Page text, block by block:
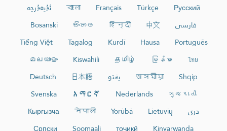
ئۇيغۇرچە
বাংলা Français Türkçe
Русский
Bosanski
සිංහල हिन्दी 中文
فارسی
Tiếng Việt
Tagalog Kurdî Hausa
Português
മലയാളം
Kiswahili தமிழ் မြန်မာ
ไทย
Deutsch
日本語 پښتو অসমীয়া
Shqip
Svenska
አማርኛ Nederlands
ગુજરાતી
Кыргызча
नेपाली Yorùbá Lietuvių
دری